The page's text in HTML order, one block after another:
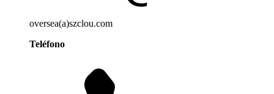
oversea(a)szclou.com
Teléfono